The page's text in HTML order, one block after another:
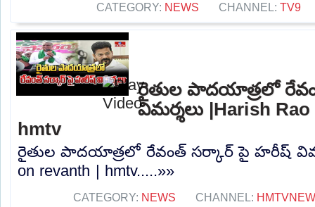
CATEGORY: NEWS CHANNEL: TV9
రైతుల పాదయాత్రలో
విమర్శలు |Harish
hmtv
రైతుల పాదయాత్రలో రేవంత్ సర్కార్ పై హరీష్
on revanth | hmtv.....»»
CATEGORY: NEWS CHANNEL: